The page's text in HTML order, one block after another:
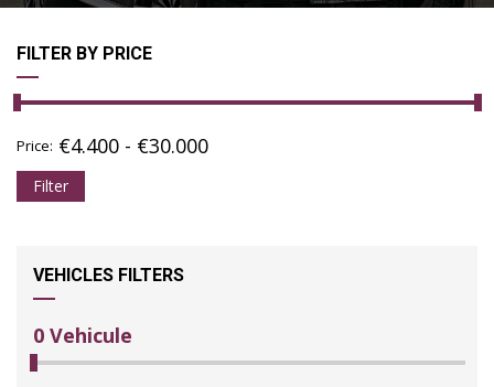
FILTER BY PRICE
Price: €4.400 - €30.000
Filter
VEHICLES FILTERS
0 Vehicule